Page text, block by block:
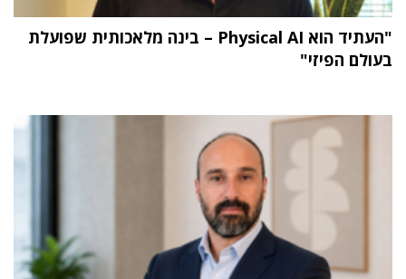
"העתיד הוא Physical AI – בינה מלאכותית שפועלת
בעולם הפיזי"